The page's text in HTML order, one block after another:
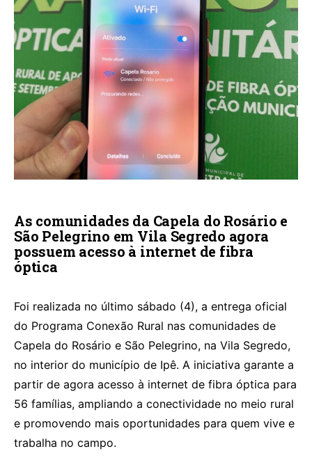
As comunidades da Capela do Rosário e
São Pelegrino em Vila Segredo agora
possuem acesso à internet de fibra
óptica
Foi realizada no último sábado (4), a entrega oficial
do Programa Conexão Rural nas comunidades de
Capela do Rosário e São Pelegrino, na Vila Segredo,
no interior do município de Ipê. A iniciativa garante a
partir de agora acesso à internet de fibra óptica para
56 famílias, ampliando a conectividade no meio rural
e promovendo mais oportunidades para quem vive e
trabalha no campo.